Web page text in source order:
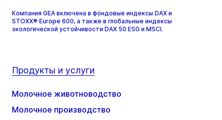
Компания GEA включена в фондовые индексы DAX и
STOXX® Europe 600, а также в глобальные индексы
экологической устойчивости DAX 50 ESG и MSCI.
Продукты и услуги
Молочное животноводство
Молочное производство